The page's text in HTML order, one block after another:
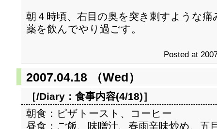
朝４時頃、右目の奥を突き刺すような
薬を飲んでやり過ごす。
Posted at
2007.04.18 （Wed）
［/Diary： 食事内容(4/18)］
朝食：ピザトースト、コーヒー
昼食：ご飯、味噌汁、春雨辛味炒め、五